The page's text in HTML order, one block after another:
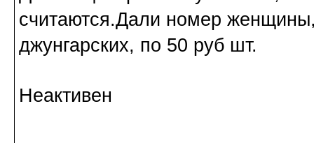
считаются.Дали номер
джунгарских, по 50 руб шт.
Неактивен